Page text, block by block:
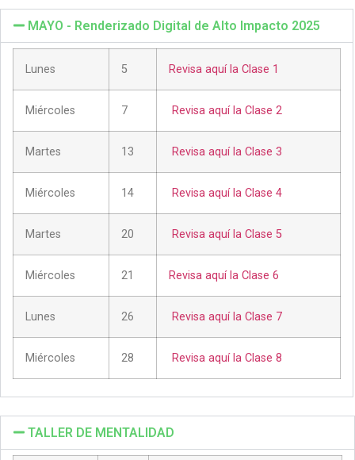
MAYO - Renderizado Digital de Alto Impacto 2025
Lunes 5 Revisa aquí la Clase 1
Miércoles 7 Revisa aquí la Clase 2
Martes 13 Revisa aquí la Clase 3
Miércoles 14 Revisa aquí la Clase 4
Martes 20 Revisa aquí la Clase 5
Miércoles 21 Revisa aquí la Clase 6
Lunes 26 Revisa aquí la Clase 7
Miércoles 28 Revisa aquí la Clase 8
TALLER DE MENTALIDAD